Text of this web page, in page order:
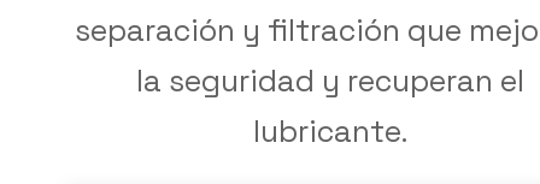
separación y filtración que
la seguridad y recuperan el
lubricante.